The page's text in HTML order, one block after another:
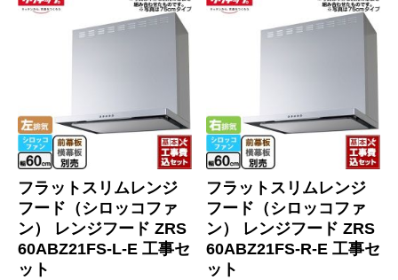
フラットスリムレンジ
フード（シロッコファ
ン） レンジフード ZRS
60ABZ21FS-L-E 工事セ
ット
フラットスリムレンジ
フード（シロッコファ
ン） レンジフード ZRS
60ABZ21FS-R-E 工事セ
ット